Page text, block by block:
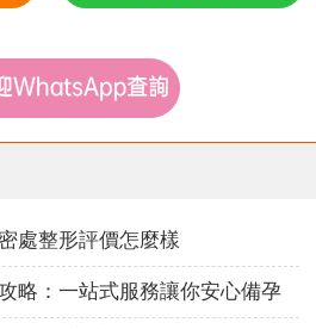
處整形評價怎麼樣
略：一站式服務讓你安心備孕